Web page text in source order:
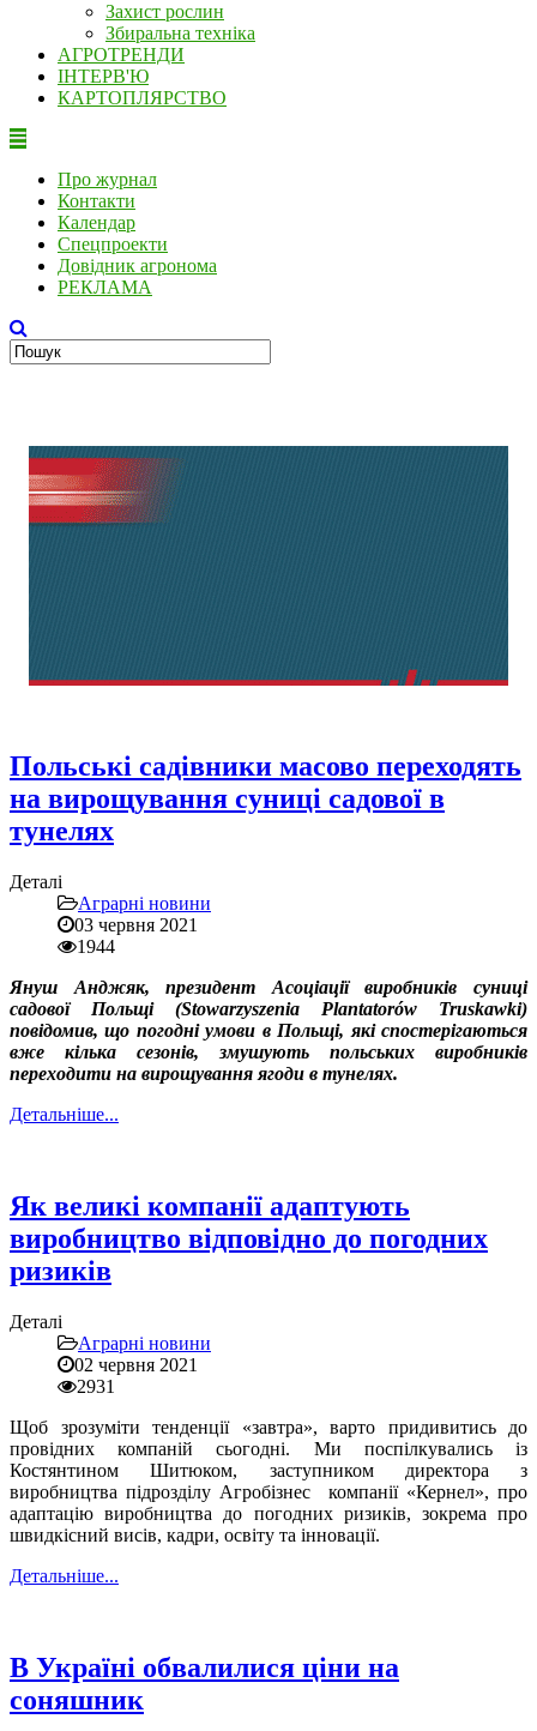
Захист рослин
Збиральна техніка
АГРОТРЕНДИ
ІНТЕРВ'Ю
КАРТОПЛЯРСТВО
Про журнал
Контакти
Календар
Спецпроекти
Довідник агронома
РЕКЛАМА
Польські садівники масово переходять
на вирощування суниці садової в
тунелях
Деталі
Аграрні новини
03 червня 2021
1944
Януш Анджяк, президент Асоціації виробників суниці
садової Польщі (Stowarzyszenia Plantatorów Truskawki)
повідомив, що погодні умови в Польщі, які спостерігаються
вже кілька сезонів, змушують польських виробників
переходити на вирощування ягоди в тунелях.
Детальніше...
Як великі компанії адаптують
виробництво відповідно до погодних
ризиків
Деталі
Аграрні новини
02 червня 2021
2931
Щоб зрозуміти тенденції «завтра», варто придивитись до
провідних компаній сьогодні. Ми поспілкувались із
Костянтином Шитюком, заступником директора з
виробництва підрозділу Агробізнес компанії «Кернел», про
адаптацію виробництва до погодних ризиків, зокрема про
швидкісний висів, кадри, освіту та інновації.
Детальніше...
В Україні обвалилися ціни на
соняшник